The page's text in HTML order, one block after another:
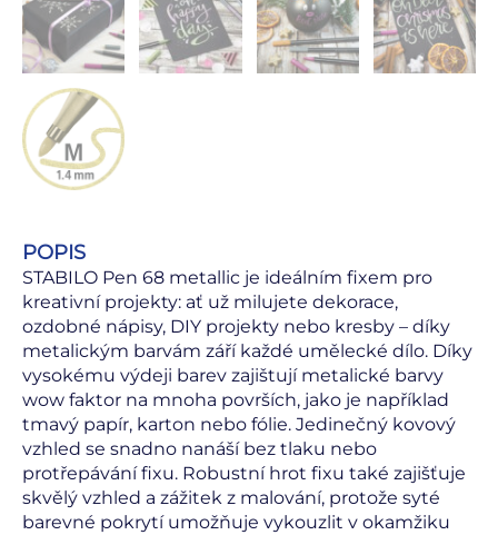
POPIS
STABILO Pen 68 metallic je ideálním fixem pro
kreativní projekty: ať už milujete dekorace,
ozdobné nápisy, DIY projekty nebo kresby – díky
metalickým barvám září každé umělecké dílo. Díky
vysokému výdeji barev zajištují metalické barvy
wow faktor na mnoha površích, jako je například
tmavý papír, karton nebo fólie. Jedinečný kovový
vzhled se snadno nanáší bez tlaku nebo
protřepávání fixu. Robustní hrot fixu také zajišťuje
skvělý vzhled a zážitek z malování, protože syté
barevné pokrytí umožňuje vykouzlit v okamžiku